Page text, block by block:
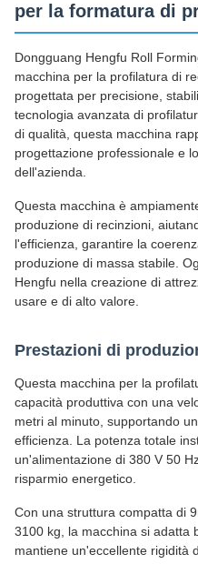
per la formatura di
Dongguang Hengfu Roll
macchina per la profilatura di
progettata per precisione,
tecnologia avanzata di
di qualità, questa macchina
progettazione professionale e
dell'azienda.
Questa macchina è
produzione di recinzioni,
l'efficienza, garantire la
produzione di massa stabile.
Hengfu nella creazione di
usare e di alto valore.
Prestazioni di
Questa macchina per la
capacità produttiva con una
metri al minuto, supportando
efficienza. La potenza totale
un'alimentazione di 380 V 50
risparmio energetico.
Con una struttura compatta di
3100 kg, la macchina si adatta
mantiene un'eccellente rigidità